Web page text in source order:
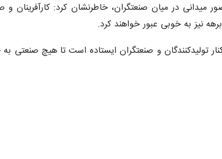
در میان صنعتگران، خاطرنشان کرد: کارآفرینان و
نیز به خوبی عبور خواهند کرد.
تولیدکنندگان و صنعتگران ایستاده است تا هیچ صنعتی